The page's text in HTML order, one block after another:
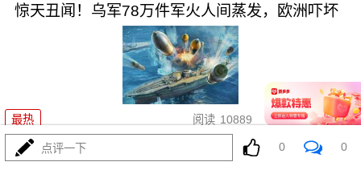
惊天丑闻！乌军78万件军火人间蒸发，欧洲吓坏
最热 阅读 10889 07-31
波斯第27波打击，打的不是靶子，是美利坚命门
点评一下 0 0